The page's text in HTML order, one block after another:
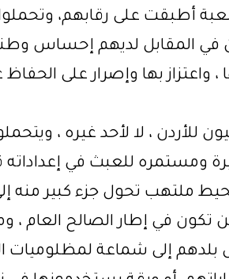
أطبقت على رقابهم،
في المقابل لديهم إحساس وطني
واعتزاز بها وإصرار على
للأردن ، لا لأحد غيره ،
ومستمره للعبث في
ملتهب تحول جزء كبير منه إلى
في إطار الصالح العام ،
بلدهم إلى شماعة لمظلوميات